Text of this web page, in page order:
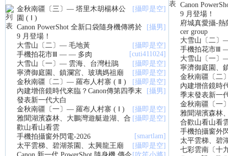
[攝即是空]
金秋南疆〔三〕— 塔里木胡楊林公
園 ( Ⅰ )
[攝男]
Canon PowerShot 全新口袋隨身機傳將於
9 月登場！
[攝即是空]
大雪山〔二〕— 毛地黃
[cuti411024]
手機拍花市Ⅲ — — 多肉
[攝即是空]
大雪山〔一〕— 雲海、台灣杜鵑
[攝即是空]
寧濟御庭園、鎮瀾宮、玻璃媽祖廟
[攝即是空]
金秋南疆〔二〕— 羅布人村寨 ( Ⅱ )
[攝男]
內建增倍鏡時代來臨？Canon傳第四季末
發表新一代大白
[攝即是空]
金秋南疆〔一〕— 羅布人村寨 ( Ⅰ )
[攝即是空]
雅聞湖濱森林、大鵬灣遊艇遊湖、合
歡山看山看雲
[smartlam]
手機拍攝窗外閃電-2026
[攝即是空]
太平雲梯、碧湖茶園、太興龍王廟
Canon
9 月登場！
府城真愛攝-熱
cer group
大雪山〔二〕
手機拍花市Ⅲ
大雪山〔一〕
寧濟御庭園、
金秋南疆〔二
內建增倍鏡時
季末發表新一
金秋南疆〔一
雅聞湖濱森林
合歡山看山看
手機拍攝窗外
太平雲梯、碧
七彩雲南〔十